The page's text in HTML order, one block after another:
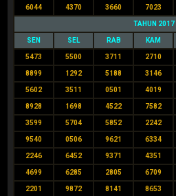
6044 4370 3660 7023
TAHUN 2017
SEN SEL RAB KAM
5473 5500 3711 2710
8899 1292 5188 3146
5602 3511 0501 4019
8928 1698 4522 7582
3599 5704 5852 2242
9540 0506 9621 6334
2246 6452 9371 4351
4699 6285 2805 6709
2201 9872 8141 8653